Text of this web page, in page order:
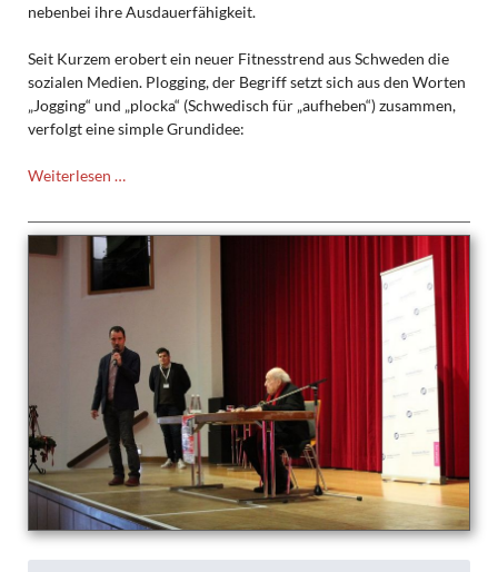
nebenbei ihre Ausdauerfähigkeit.
Seit Kurzem erobert ein neuer Fitnesstrend aus Schweden die
sozialen Medien. Plogging, der Begriff setzt sich aus den Worten
„Jogging“ und „plocka“ (Schwedisch für „aufheben“) zusammen,
verfolgt eine simple Grundidee:
Weiterlesen …
des
TMG
ploggen
sich